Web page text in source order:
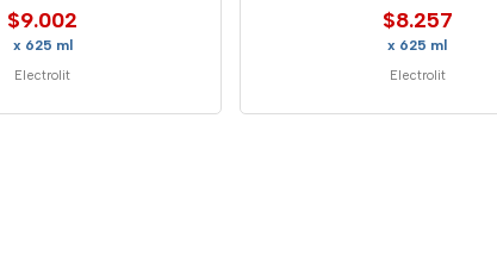
$9.002
x 625 ml
Electrolit
$8.257
x 625 ml
Electrolit